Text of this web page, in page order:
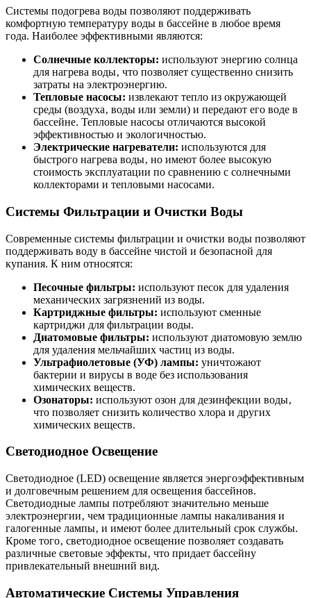
Системы подогрева воды позволяют поддерживать
комфортную температуру воды в бассейне в любое время
года. Наиболее эффективными являются:
Солнечные коллекторы: используют энергию солнца
для нагрева воды‚ что позволяет существенно снизить
затраты на электроэнергию.
Тепловые насосы: извлекают тепло из окружающей
среды (воздуха‚ воды или земли) и передают его воде в
бассейне. Тепловые насосы отличаются высокой
эффективностью и экологичностью.
Электрические нагреватели: используются для
быстрого нагрева воды‚ но имеют более высокую
стоимость эксплуатации по сравнению с солнечными
коллекторами и тепловыми насосами.
Системы Фильтрации и Очистки Воды
Современные системы фильтрации и очистки воды позволяют
поддерживать воду в бассейне чистой и безопасной для
купания. К ним относятся:
Песочные фильтры: используют песок для удаления
механических загрязнений из воды.
Картриджные фильтры: используют сменные
картриджи для фильтрации воды.
Диатомовые фильтры: используют диатомовую землю
для удаления мельчайших частиц из воды.
Ультрафиолетовые (УФ) лампы: уничтожают
бактерии и вирусы в воде без использования
химических веществ.
Озонаторы: используют озон для дезинфекции воды‚
что позволяет снизить количество хлора и других
химических веществ.
Светодиодное Освещение
Светодиодное (LED) освещение является энергоэффективным
и долговечным решением для освещения бассейнов.
Светодиодные лампы потребляют значительно меньше
электроэнергии‚ чем традиционные лампы накаливания и
галогенные лампы‚ и имеют более длительный срок службы.
Кроме того‚ светодиодное освещение позволяет создавать
различные световые эффекты‚ что придает бассейну
привлекательный внешний вид.
Автоматические Системы Управления